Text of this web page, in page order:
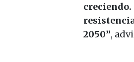
2050”,